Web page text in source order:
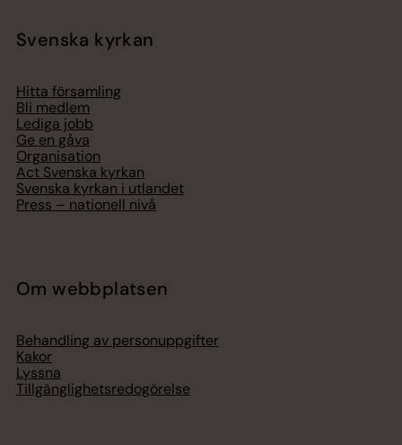
Svenska kyrkan
Hitta församling
Bli medlem
Lediga jobb
Ge en gåva
Organisation
Act Svenska kyrkan
Svenska kyrkan i utlandet
Press – nationell nivå
Om webbplatsen
Behandling av personuppgifter
Kakor
Lyssna
Tillgänglighetsredogörelse